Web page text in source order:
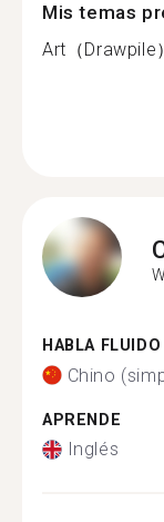
Mis temas
Art（Drawpile
HABLA FLUIDO
Chino
APRENDE
Inglés